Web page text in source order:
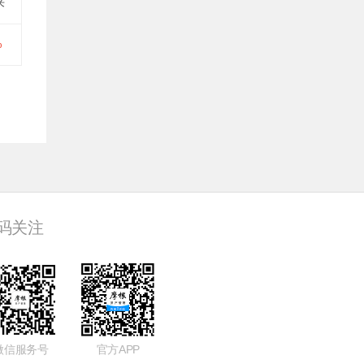
关注
信服务号 官方APP